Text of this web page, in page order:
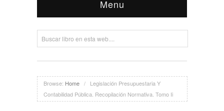
Menu
Browse: Home /
Legislación Presupuestaria Y
Contabilidad Pública. Recopilación Normativa. Tomo Ii